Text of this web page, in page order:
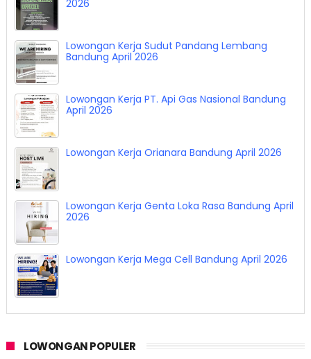
2026
Lowongan Kerja Sudut Pandang Lembang
Bandung April 2026
Lowongan Kerja PT. Api Gas Nasional Bandung
April 2026
Lowongan Kerja Orianara Bandung April 2026
Lowongan Kerja Genta Loka Rasa Bandung April
2026
Lowongan Kerja Mega Cell Bandung April 2026
LOWONGAN POPULER